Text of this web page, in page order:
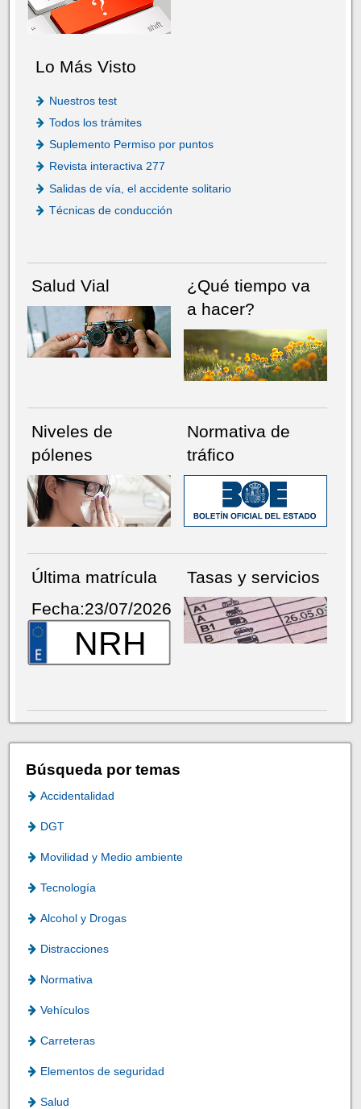
Lo Más Visto
Nuestros test
Todos los trámites
Suplemento Permiso por puntos
Revista interactiva 277
Salidas de vía, el accidente solitario
Técnicas de conducción
Salud Vial
¿Qué tiempo va
a hacer?
Niveles de
pólenes
Normativa de
tráfico
Última matrícula
Fecha:23/07/2026
NRH
Tasas y servicios
Búsqueda por temas
Accidentalidad
DGT
Movilidad y Medio ambiente
Tecnología
Alcohol y Drogas
Distracciones
Normativa
Vehículos
Carreteras
Elementos de seguridad
Salud